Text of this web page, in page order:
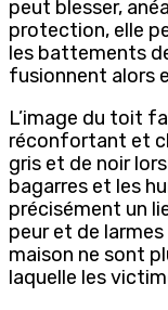
peut blesser,
protection, elle
les battements
fusionnent alors
L’image du toit
réconfortant et
gris et de noir
bagarres et les
précisément un
peur et de larmes
maison ne sont
laquelle les